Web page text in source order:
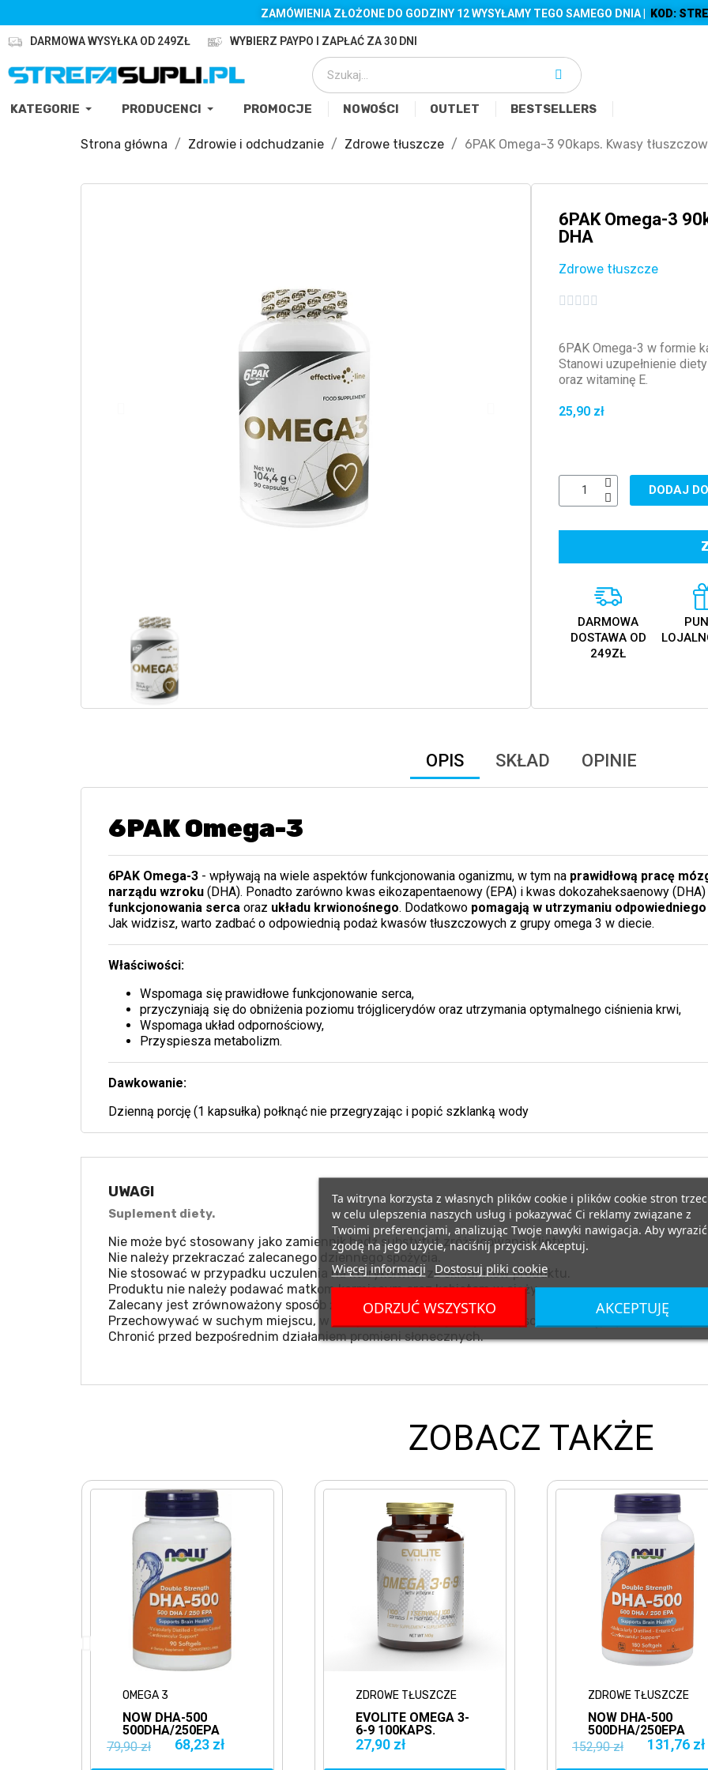
ZAMÓWIENIA ZŁOŻONE DO GODZINY 12 WYSYŁAMY TEGO SAMEGO DNIA | KOD:
DARMOWA WYSYŁKA OD 249ZŁ WYBIERZ PAYPO I ZAPŁAĆ ZA 30 DNI
KATEGORIE PRODUCENCI PROMOCJE NOWOŚCI OUTLET BESTSELLERS
Strona główna Zdrowie i odchudzanie Zdrowe tłuszcze 6PAK Omega-3 90kaps. Kwasy
6PAK Omega-3
DHA
Zdrowe tłuszcze
    
6PAK Omega-3 w formie kapsułek typu softgel zawierający olej rybi.
Stanowi uzupełnienie
oraz witaminę E.
25,90 zł
DODAJ
DARMOWA
DOSTAWA OD
249ZŁ
OPIS SKŁAD OPINIE
6PAK Omega-3
6PAK Omega-3 - wpływają na wiele aspektów funkcjonowania oganizmu, w tym na prawidłową pracę
narządu wzroku (DHA). Ponadto zarówno kwas eikozapentaenowy (EPA) i kwas dokozaheksaenowy
funkcjonowania serca oraz układu krwionośnego. Dodatkowo pomagają w utrzymaniu
Jak widzisz, warto zadbać o odpowiednią podaż kwasów tłuszczowych z grupy omega 3 w diecie.
Właściwości:
Wspomaga się prawidłowe funkcjonowanie serca,
przyczyniają się do obniżenia poziomu trójglicerydów oraz utrzymania optymalnego ciśnienia krwi,
Wspomaga układ odpornościowy,
Przyspiesza metabolizm.
Dawkowanie:
Dzienną porcję (1 kapsułka) połknąć nie przegryzając i popić szklanką wody
UWAGI
Suplement diety.
Nie może być stosowany jako zamiennik bądź substytut zróżnicowanej diety.
Nie należy przekraczać zalecanego dziennego spożycia.
Nie stosować w przypadku uczulenia na którykolwiek ze składników produktu.
Produktu nie należy podawać matkom karmiącym oraz kobietom w ciąży.
Zalecany jest zrównoważony sposób żywienia i zdrowy tryb życia.
Przechowywać w suchym miejscu, w temperaturze pokojowej, w miejscu niedostępnym dla małych
Chronić przed bezpośrednim działaniem promieni słonecznych.
ZOBACZ TAKŻE
OMEGA 3
NOW DHA-500
500DHA/250EPA
90SOFTGELS
NATURALNY OLEJ
79,90 zł 68,23 zł
ZDROWE TŁUSZCZE
EVOLITE OMEGA 3-
6-9 100KAPS.
KWASY
TŁUSZCZOWE EPA
27,90 zł
ZDROWE TŁUSZCZE
NOW DHA-500
500DHA/250EPA
180SOFTGELS
OMEGA 3 ZDROWE
152,90 zł 131,76 zł
Ta witryna korzysta z własnych plików cookie i plików cookie stron
w celu ulepszenia naszych usług i pokazywać Ci reklamy związane z
Twoimi preferencjami, analizując Twoje nawyki nawigacja. Aby wyrazić
zgodę na jego użycie, naciśnij przycisk Akceptuj.
Więcej informacji Dostosuj pliki cookie
ODRZUĆ WSZYSTKO AKCEPTUJĘ